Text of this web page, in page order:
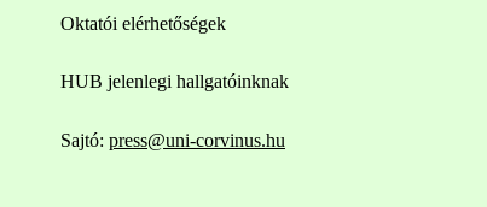
Oktatói elérhetőségek
HUB jelenlegi hallgatóinknak
Sajtó: press@uni-corvinus.hu